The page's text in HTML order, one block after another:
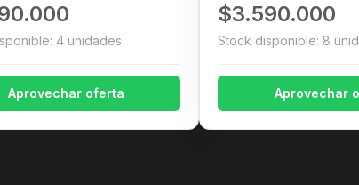
4 unidades
Aprovechar oferta
$3.590.000
Stock disponible: 8
Aprovechar